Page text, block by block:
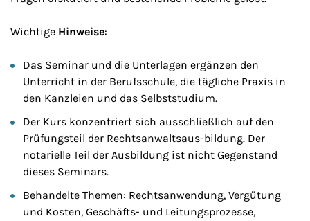
Wichtige Hinweise:
Das Seminar und die Unterlagen ergänzen den
Unterricht in der Berufsschule, die tägliche Praxis in
den Kanzleien und das Selbststudium.
Der Kurs konzentriert sich ausschließlich auf den
Prüfungsteil der Rechtsanwaltsaus-bildung. Der
notarielle Teil der Ausbildung ist nicht Gegenstand
dieses Seminars.
Behandelte Themen: Rechtsanwendung, Vergütung
und Kosten, Geschäfts- und Leitungsprozesse,